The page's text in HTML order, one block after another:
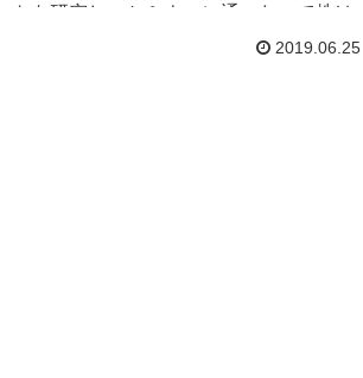
トを研究し、セミナーに通ったって株は
のインデックスを買ったって勝てる見込
らば米国市場に目を向けるのは当然でし
2019.06.25